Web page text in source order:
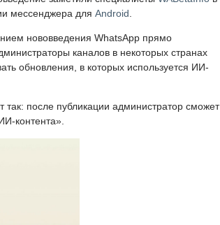
мессенджера для Android
нововведения WhatsApp прямо
каналов в некоторых странах
обновления, в которых используется ИИ-
так: после публикации администратор сможет
контента».